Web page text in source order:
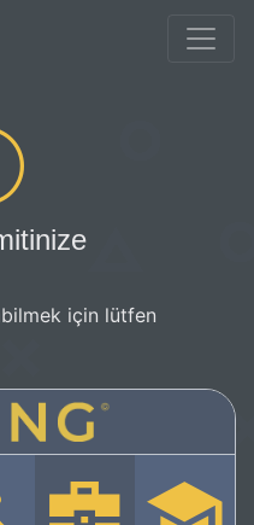
için lütfen